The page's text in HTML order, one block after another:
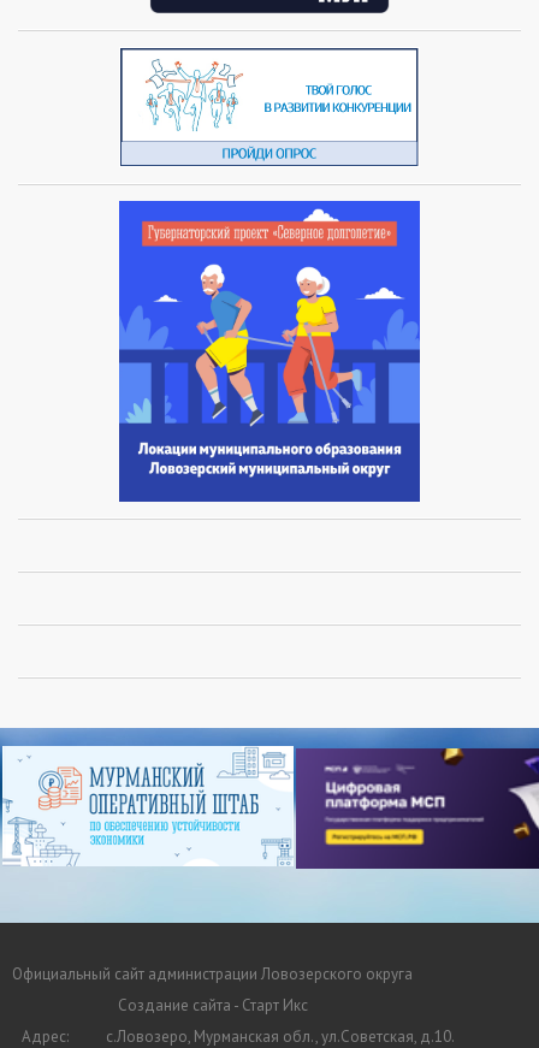
Официальный сайт администрации Ловозерского округа
Создание сайта - Старт Икс
Адрес:
с.Ловозеро, Мурманская обл., ул.Советская, д.10.